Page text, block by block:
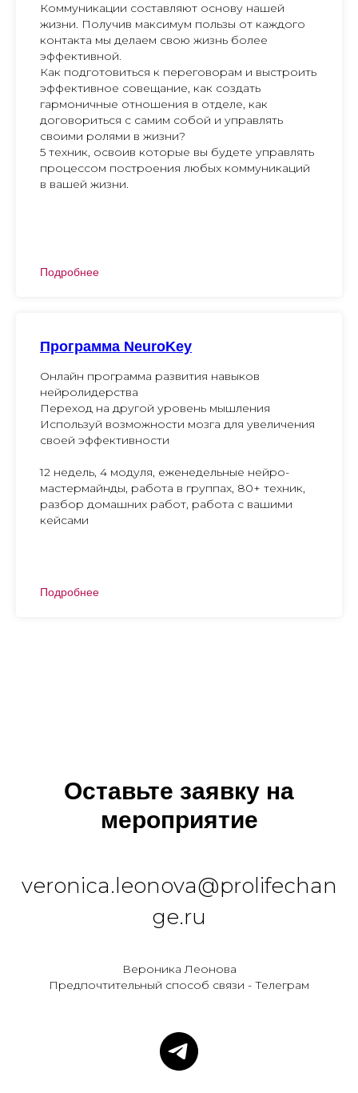
Коммуникации составляют основу нашей
жизни. Получив максимум пользы от каждого
контакта мы делаем свою жизнь более
эффективной.
Как подготовиться к переговорам и выстроить
эффективное совещание, как создать
гармоничные отношения в отделе, как
договориться с самим собой и управлять
своими ролями в жизни?
5 техник, освоив которые вы будете управлять
процессом построения любых коммуникаций
в вашей жизни.
Подробнее
Программа NeuroKey
Онлайн программа развития навыков
нейролидерства
Переход на другой уровень мышления
Используй возможности мозга для увеличения
своей эффективности
12 недель, 4 модуля, еженедельные нейро-
мастермайнды, работа в группах, 80+ техник,
разбор домашних работ, работа с вашими
кейсами
Подробнее
Оставьте заявку на
мероприятие
veronica.leonova@prolifechan
ge.ru
Вероника Леонова
Предпочтительный способ связи - Телеграм